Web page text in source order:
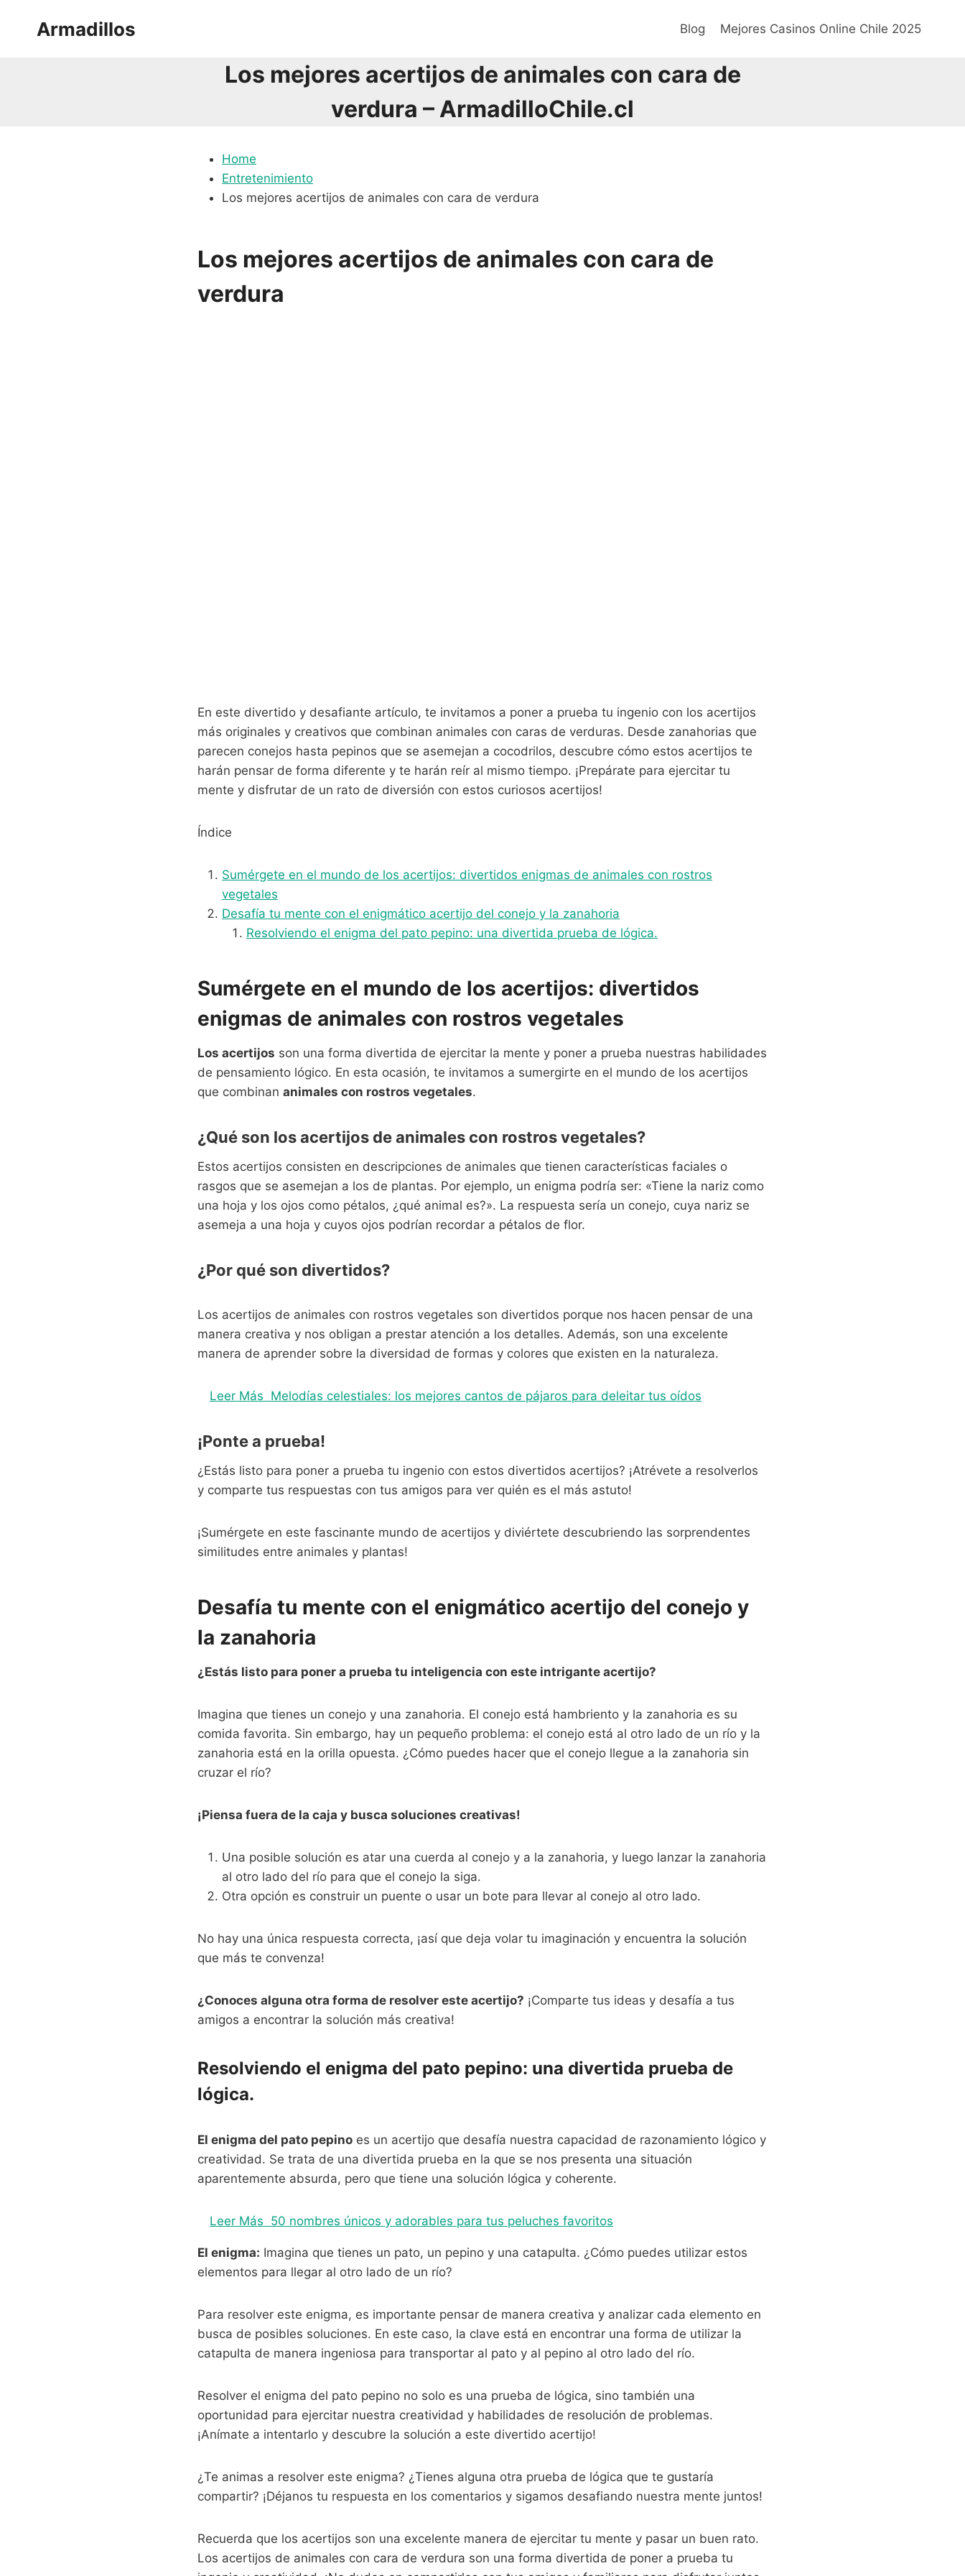
Armadillos Blog Mejores Casinos Online Chile 2025
Los mejores acertijos de animales con cara de
verdura – ArmadilloChile.cl
Home
Entretenimiento
Los mejores acertijos de animales con cara de verdura
Los mejores acertijos de animales con cara de
verdura
En este divertido y desafiante artículo, te invitamos a poner a prueba tu ingenio con los acertijos
más originales y creativos que combinan animales con caras de verduras. Desde zanahorias que
parecen conejos hasta pepinos que se asemejan a cocodrilos, descubre cómo estos acertijos te
harán pensar de forma diferente y te harán reír al mismo tiempo. ¡Prepárate para ejercitar tu
mente y disfrutar de un rato de diversión con estos curiosos acertijos!
Índice
Sumérgete en el mundo de los acertijos: divertidos enigmas de animales con rostros
vegetales
Desafía tu mente con el enigmático acertijo del conejo y la zanahoria
Resolviendo el enigma del pato pepino: una divertida prueba de lógica.
Sumérgete en el mundo de los acertijos: divertidos
enigmas de animales con rostros vegetales
Los acertijos son una forma divertida de ejercitar la mente y poner a prueba nuestras habilidades
de pensamiento lógico. En esta ocasión, te invitamos a sumergirte en el mundo de los acertijos
que combinan animales con rostros vegetales.
¿Qué son los acertijos de animales con rostros vegetales?
Estos acertijos consisten en descripciones de animales que tienen características faciales o
rasgos que se asemejan a los de plantas. Por ejemplo, un enigma podría ser: «Tiene la nariz como
una hoja y los ojos como pétalos, ¿qué animal es?». La respuesta sería un conejo, cuya nariz se
asemeja a una hoja y cuyos ojos podrían recordar a pétalos de flor.
¿Por qué son divertidos?
Los acertijos de animales con rostros vegetales son divertidos porque nos hacen pensar de una
manera creativa y nos obligan a prestar atención a los detalles. Además, son una excelente
manera de aprender sobre la diversidad de formas y colores que existen en la naturaleza.
Leer Más Melodías celestiales: los mejores cantos de pájaros para deleitar tus oídos
¡Ponte a prueba!
¿Estás listo para poner a prueba tu ingenio con estos divertidos acertijos? ¡Atrévete a resolverlos
y comparte tus respuestas con tus amigos para ver quién es el más astuto!
¡Sumérgete en este fascinante mundo de acertijos y diviértete descubriendo las sorprendentes
similitudes entre animales y plantas!
Desafía tu mente con el enigmático acertijo del conejo y
la zanahoria
¿Estás listo para poner a prueba tu inteligencia con este intrigante acertijo?
Imagina que tienes un conejo y una zanahoria. El conejo está hambriento y la zanahoria es su
comida favorita. Sin embargo, hay un pequeño problema: el conejo está al otro lado de un río y la
zanahoria está en la orilla opuesta. ¿Cómo puedes hacer que el conejo llegue a la zanahoria sin
cruzar el río?
¡Piensa fuera de la caja y busca soluciones creativas!
Una posible solución es atar una cuerda al conejo y a la zanahoria, y luego lanzar la zanahoria
al otro lado del río para que el conejo la siga.
Otra opción es construir un puente o usar un bote para llevar al conejo al otro lado.
No hay una única respuesta correcta, ¡así que deja volar tu imaginación y encuentra la solución
que más te convenza!
¿Conoces alguna otra forma de resolver este acertijo? ¡Comparte tus ideas y desafía a tus
amigos a encontrar la solución más creativa!
Resolviendo el enigma del pato pepino: una divertida prueba de
lógica.
El enigma del pato pepino es un acertijo que desafía nuestra capacidad de razonamiento lógico y
creatividad. Se trata de una divertida prueba en la que se nos presenta una situación
aparentemente absurda, pero que tiene una solución lógica y coherente.
Leer Más 50 nombres únicos y adorables para tus peluches favoritos
El enigma: Imagina que tienes un pato, un pepino y una catapulta. ¿Cómo puedes utilizar estos
elementos para llegar al otro lado de un río?
Para resolver este enigma, es importante pensar de manera creativa y analizar cada elemento en
busca de posibles soluciones. En este caso, la clave está en encontrar una forma de utilizar la
catapulta de manera ingeniosa para transportar al pato y al pepino al otro lado del río.
Resolver el enigma del pato pepino no solo es una prueba de lógica, sino también una
oportunidad para ejercitar nuestra creatividad y habilidades de resolución de problemas.
¡Anímate a intentarlo y descubre la solución a este divertido acertijo!
¿Te animas a resolver este enigma? ¿Tienes alguna otra prueba de lógica que te gustaría
compartir? ¡Déjanos tu respuesta en los comentarios y sigamos desafiando nuestra mente juntos!
Recuerda que los acertijos son una excelente manera de ejercitar tu mente y pasar un buen rato.
Los acertijos de animales con cara de verdura son una forma divertida de poner a prueba tu